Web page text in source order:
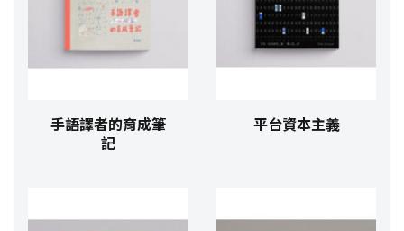
手語譯者的育成筆
記
平台資本主義